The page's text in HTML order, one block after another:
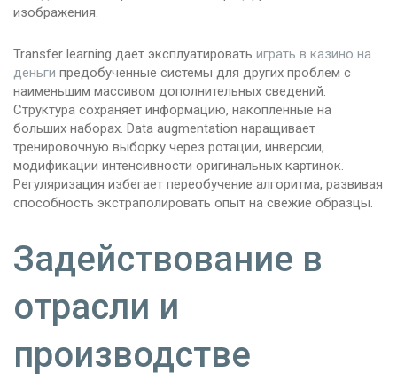
изображения.
Transfer learning дает эксплуатировать играть в казино на
деньги предобученные системы для других проблем с
наименьшим массивом дополнительных сведений.
Структура сохраняет информацию, накопленные на
больших наборах. Data augmentation наращивает
тренировочную выборку через ротации, инверсии,
модификации интенсивности оригинальных картинок.
Регуляризация избегает переобучение алгоритма, развивая
способность экстраполировать опыт на свежие образцы.
Задействование в
отрасли и
производстве